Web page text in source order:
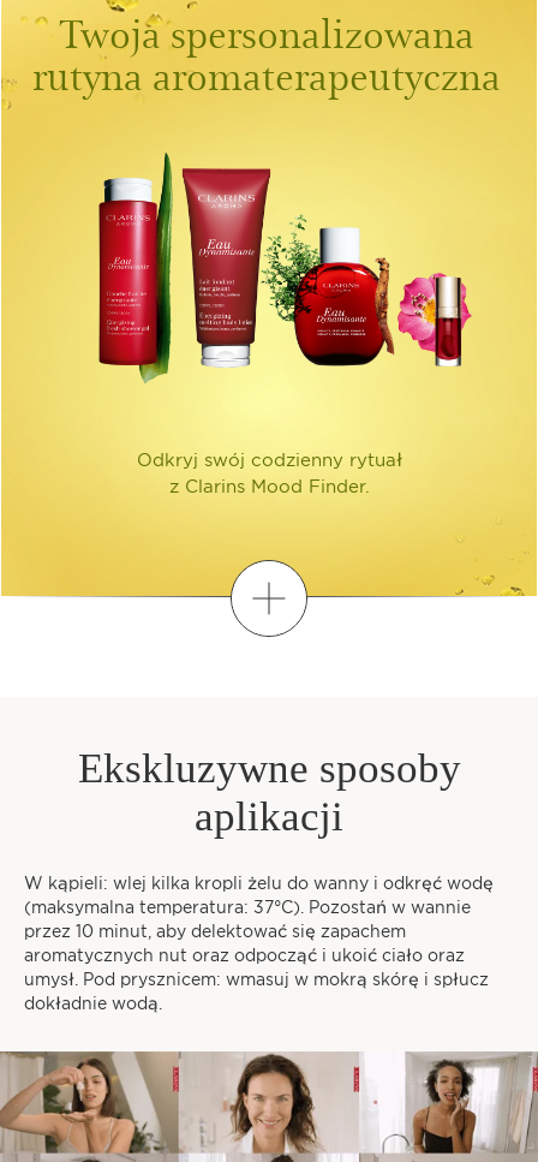
Twoja spersonalizowana
rutyna aromaterapeutyczna
Odkryj swój codzienny rytuał
z Clarins Mood Finder.
1 2 3
O jakiej porze dnia lubisz poświęcić
sobie czas?
RANO
Odkryj
Ekskluzywne sposoby
aplikacji
W kąpieli: wlej kilka kropli żelu do wanny i odkręć wodę
(maksymalna temperatura: 37°C). Pozostań w wannie
przez 10 minut, aby delektować się zapachem
aromatycznych nut oraz odpocząć i ukoić ciało oraz
umysł. Pod prysznicem: wmasuj w mokrą skórę i spłucz
dokładnie wodą.